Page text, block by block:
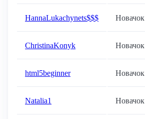
HannaLukachynets$$$ Новачок
ChristinaKonyk Новачок
html5beginner Новачок
Natalia1 Новачок